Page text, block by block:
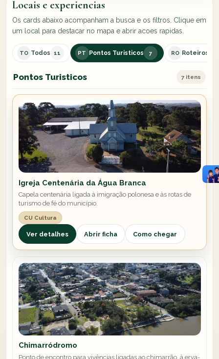
Locais e experiencias
Os cards abaixo acompanham a busca e os filtros. Clique em
um local para destacar no mapa e abrir acoes rapidas.
TO Todos 11 PT Pontos Turisticos 7 RO Roteiros
Pontos Turisticos 7 itens
Igreja Centenária da Água Branca
Capela centenária ligada à imigração polonesa e às rotas de
turismo de fé do município.
CU Cultura
Ver detalhes Abrir ficha Como chegar
Chimarródromo
Ponto de encontro para vivências ligadas ao chimarrão, à erva-